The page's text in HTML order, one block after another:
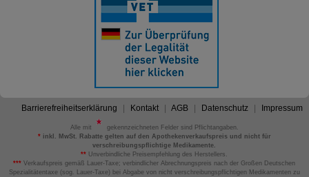
Barrierefreiheitserklärung Kontakt AGB Datenschutz Impressum
Alle mit
gekennzeichneten Felder sind Pflichtangaben.
*inkl. MwSt. Rabatte gelten auf den Apothekenverkaufspreis und nicht für
verschreibungspflichtige Medikamente.
** Unverbindliche Preisempfehlung des Herstellers.
*** Verkaufspreis gemäß Lauer-Taxe; verbindlicher Abrechnungspreis nach der Großen Deutschen
Spezialitätentaxe (sog. Lauer-Taxe) bei Abgabe von nicht verschreibungspflichtigen Medikamenten zu